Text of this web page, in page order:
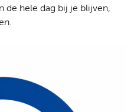
de hele dag bij je blijven,